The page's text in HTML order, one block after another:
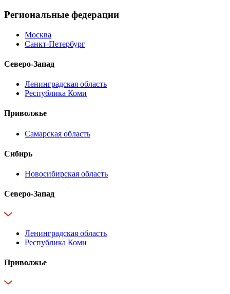
Региональные федерации
Москва
Санкт-Петербург
Северо-Запад
Ленинградская область
Республика Коми
Приволжье
Самарская область
Сибирь
Новосибирская область
Северо-Запад
Ленинградская область
Республика Коми
Приволжье